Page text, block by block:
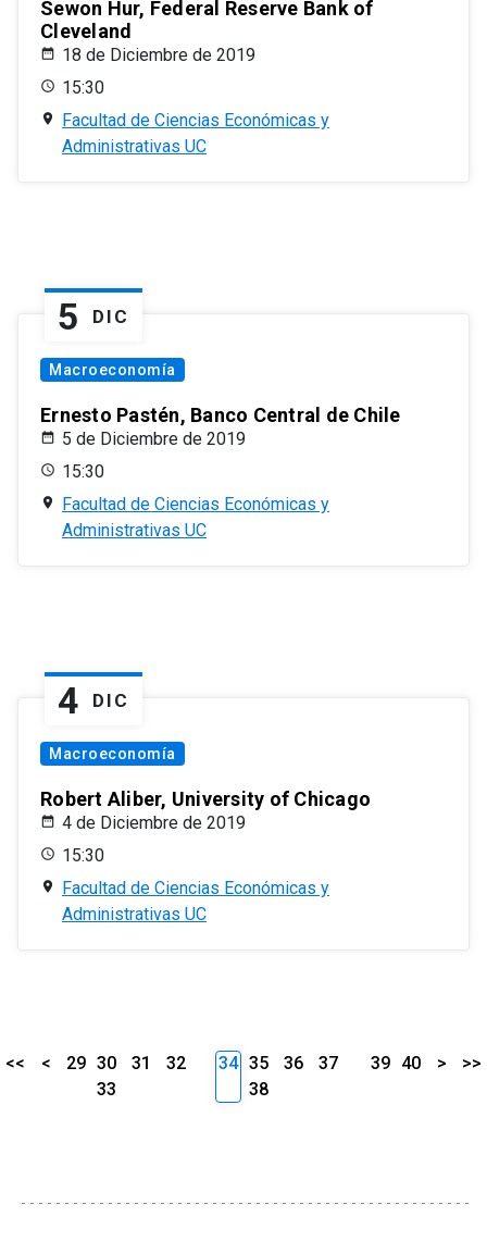
Sewon Hur, Federal Reserve Bank of
Cleveland
18 de Diciembre de 2019
15:30
Facultad de Ciencias Económicas y
Administrativas UC
5 DIC
Macroeconomía
Ernesto Pastén, Banco Central de Chile
5 de Diciembre de 2019
15:30
Facultad de Ciencias Económicas y
Administrativas UC
4 DIC
Macroeconomía
Robert Aliber, University of Chicago
4 de Diciembre de 2019
15:30
Facultad de Ciencias Económicas y
Administrativas UC
<< < 29 30 31
32
33
34 35 36
37
38
39 40 > >>